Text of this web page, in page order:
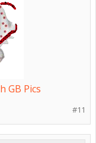
GB Pics
#11